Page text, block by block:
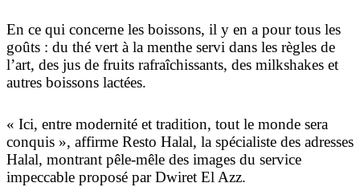
En ce qui concerne les boissons, il y en a pour tous les
goûts : du thé vert à la menthe servi dans les règles de
l’art, des jus de fruits rafraîchissants, des milkshakes et
autres boissons lactées.
« Ici, entre modernité et tradition, tout le monde sera
conquis », affirme Resto Halal, la spécialiste des adresses
Halal, montrant pêle-mêle des images du service
impeccable proposé par Dwiret El Azz.